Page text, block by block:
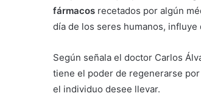
fármacos recetados por algún
día de los seres humanos,
Según señala el doctor Carlos
tiene el poder de regenerarse
el individuo desee llevar.